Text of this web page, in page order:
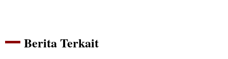
Berita Terkait